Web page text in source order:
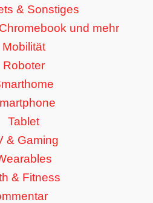
& Sonstiges
und mehr
Mobilität
Roboter
Tablet
& Gaming
& Fitness